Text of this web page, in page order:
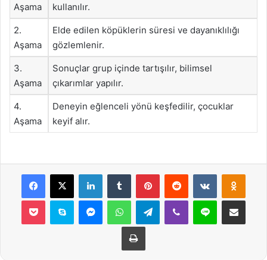
Aşama
kullanılır.
2.
Aşama
Elde edilen köpüklerin süresi ve dayanıklılığı
gözlemlenir.
3.
Aşama
Sonuçlar grup içinde tartışılır, bilimsel
çıkarımlar yapılır.
4.
Aşama
Deneyin eğlenceli yönü keşfedilir, çocuklar
keyif alır.
Facebook
X LinkedInTumblr PinterestReddit VKontakte
Pocket Skype MessengerWhatsAppTelegramViber Line E-Posta ile
Yazdır